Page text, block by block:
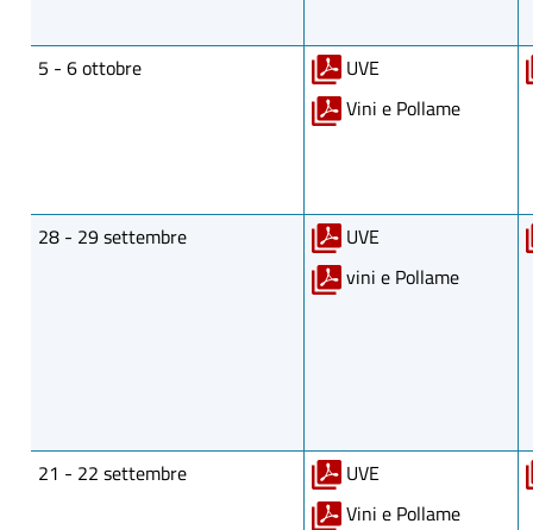
5 - 6 ottobre
UVE
Vini e Pollame
28 - 29 settembre
UVE
vini e Pollame
21 - 22 settembre
UVE
Vini e Pollame